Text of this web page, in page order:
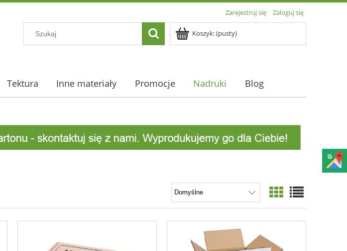
Zarejestruj się Zaloguj się
Koszyk:(pusty)
Tektura Inne materiały Promocje Nadruki Blog